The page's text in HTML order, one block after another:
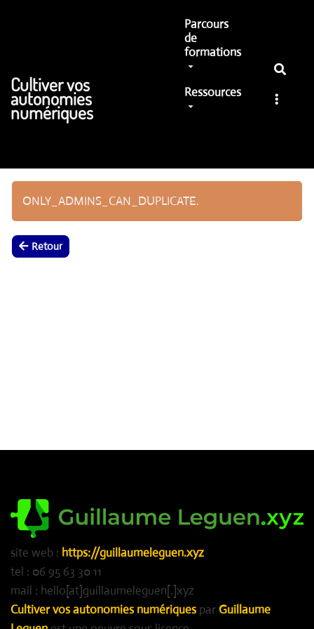
Cultiver vos
autonomies
numériques
Parcours
de
formations
Ressources
ONLY_ADMINS_CAN_DUPLICATE.
Retour
site web : https://guillaumeleguen.xyz
tel : 06 95 63 30 11
mail : hello[at]guillaumeleguen[.]xyz
Cultiver vos autonomies numériquespar Guillaume